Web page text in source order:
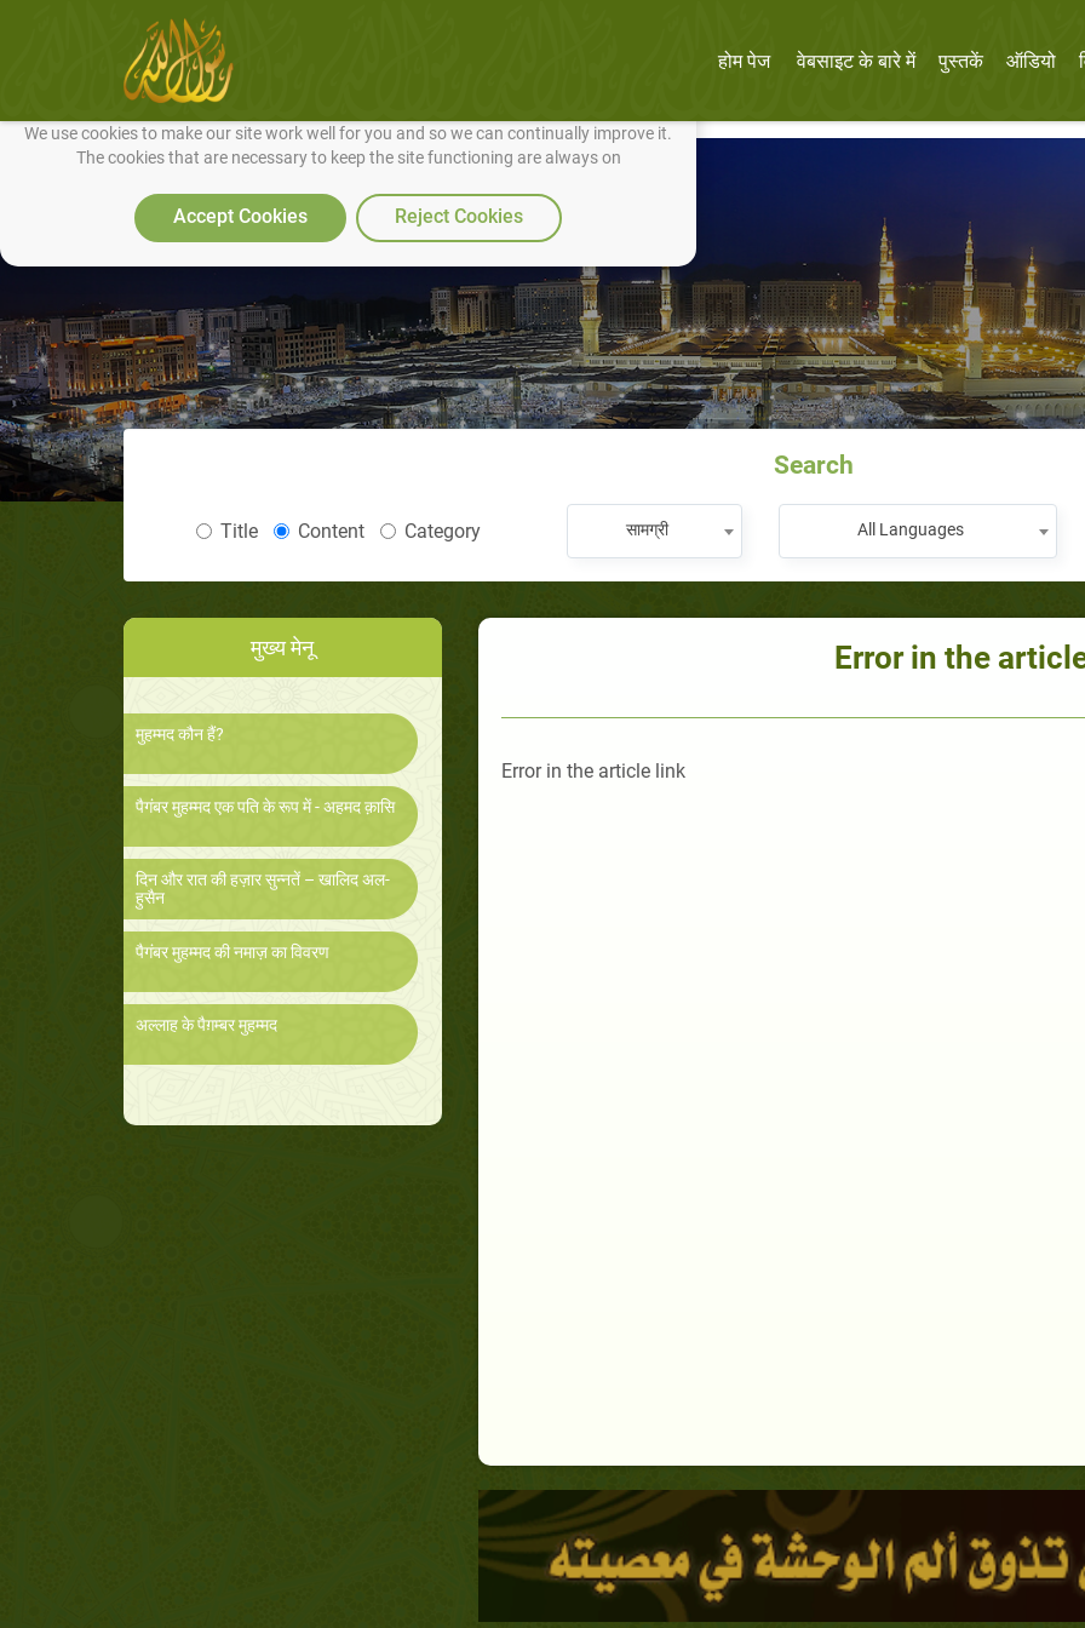
We use cookies to make our site work well for you and so we can continually improve it.
The cookies that are necessary to keep the site functioning are always on
Accept Cookies Reject Cookies
होम पेज वेबसाइट के बारे में पुस्तकें ऑडियो
Search
Title Content Category सामग्री All Languages
मुख्य मेनू
मुहम्मद कौन हैं?
पैगंबर मुहम्मद एक पति के रूप में - अहमद क़ासि
दिन और रात की हज़ार सुन्नतें – खालिद अल-
हुसैन
पैगंबर मुहम्मद की नमाज़ का विवरण
अल्लाह के पैग़म्बर मुहम्मद
Error in the
Error in the article link